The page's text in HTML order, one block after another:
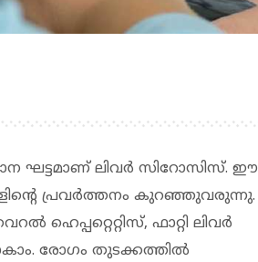
ഘട്ടമാണ് ലിവര്‍ സിറോസിസ്. ഈ
പ്രവര്‍ത്തനം കുറഞ്ഞുവരുന്നു.
ഹെപ്പറ്റെറ്റിസ്, ഫാറ്റി ലിവര്‍
രോഗം തുടക്കത്തില്‍